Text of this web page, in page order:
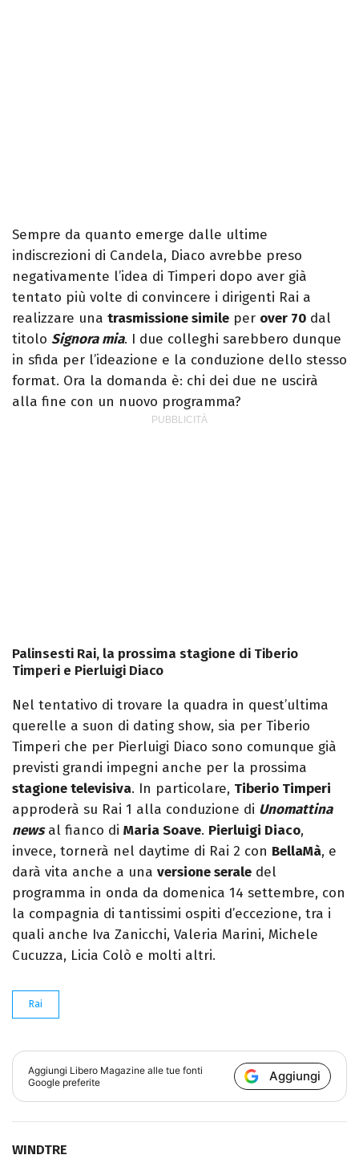
Sempre da quanto emerge dalle ultime
indiscrezioni di Candela, Diaco avrebbe preso
negativamente l’idea di Timperi dopo aver già
tentato più volte di convincere i dirigenti Rai a
realizzare una trasmissione simile per over 70 dal
titolo Signora mia. I due colleghi sarebbero dunque
in sfida per l’ideazione e la conduzione dello stesso
format. Ora la domanda è: chi dei due ne uscirà
alla fine con un nuovo programma?
Palinsesti Rai, la prossima stagione di Tiberio
Timperi e Pierluigi Diaco
Nel tentativo di trovare la quadra in quest’ultima
querelle a suon di dating show, sia per Tiberio
Timperi che per Pierluigi Diaco sono comunque già
previsti grandi impegni anche per la prossima
stagione televisiva. In particolare, Tiberio Timperi
approderà su Rai 1 alla conduzione di Unomattina
newsal fianco di Maria Soave. Pierluigi Diaco,
invece, tornerà nel daytime di Rai 2 con BellaMà, e
darà vita anche a una versione serale del
programma in onda da domenica 14 settembre, con
la compagnia di tantissimi ospiti d’eccezione, tra i
quali anche Iva Zanicchi, Valeria Marini, Michele
Cucuzza, Licia Colò e molti altri.
Rai
Aggiungi Libero Magazine alle tue fonti
Google preferite
Aggiungi
WINDTRE